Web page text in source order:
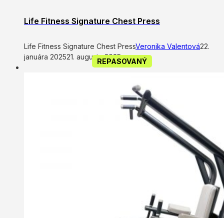
Life Fitness Signature Chest Press
Life Fitness Signature Chest PressVeronika Valentová22.
januára 202521. augusta 2025
REPASOVANÝ